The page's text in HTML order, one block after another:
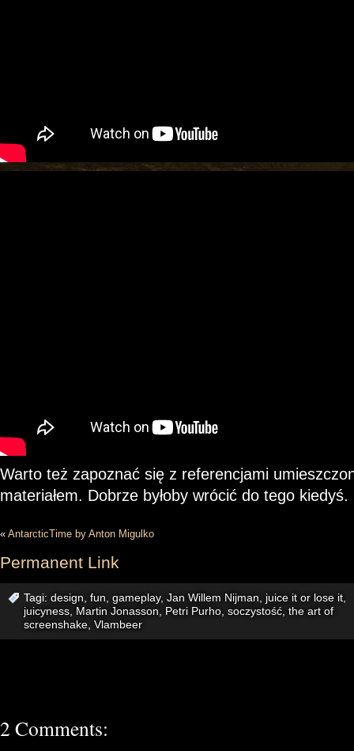
Warto też zapoznać się z referencjami
materiałem. Dobrze byłoby wrócić do tego kiedyś.
« AntarcticTime by Anton Migulko
Permanent Link
Tagi: design, fun, gameplay, Jan Willem Nijman, juice it or lose it,
juicyness, Martin Jonasson, Petri Purho, soczystość, the art of
screenshake, Vlambeer
2 Comments: